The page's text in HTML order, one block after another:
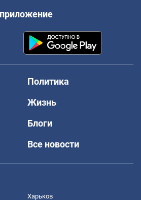
Политика
Жизнь
Блоги
Все новости
Харьков